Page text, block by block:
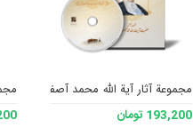
مجموعة آثار آية الله محمد آصف
193,200 تومان